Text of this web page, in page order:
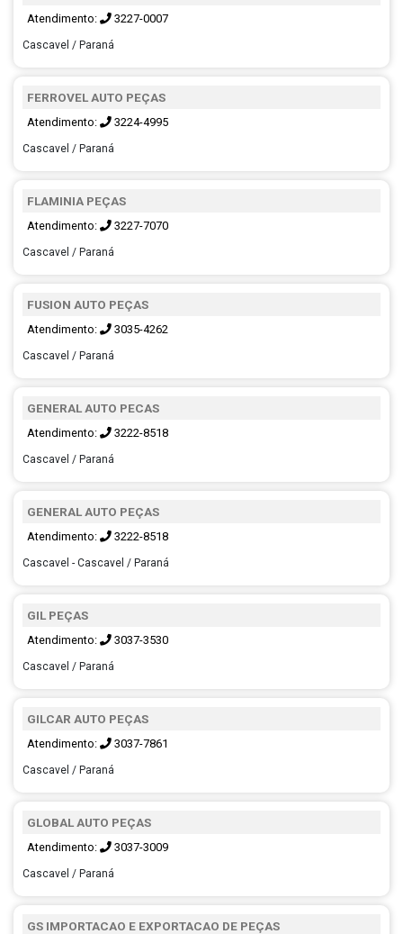
Atendimento: 3227-0007
Cascavel / Paraná
FERROVEL AUTO PEÇAS
Atendimento: 3224-4995
Cascavel / Paraná
FLAMINIA PEÇAS
Atendimento: 3227-7070
Cascavel / Paraná
FUSION AUTO PEÇAS
Atendimento: 3035-4262
Cascavel / Paraná
GENERAL AUTO PECAS
Atendimento: 3222-8518
Cascavel / Paraná
GENERAL AUTO PEÇAS
Atendimento: 3222-8518
Cascavel - Cascavel / Paraná
GIL PEÇAS
Atendimento: 3037-3530
Cascavel / Paraná
GILCAR AUTO PEÇAS
Atendimento: 3037-7861
Cascavel / Paraná
GLOBAL AUTO PEÇAS
Atendimento: 3037-3009
Cascavel / Paraná
GS IMPORTACAO E EXPORTACAO DE PEÇAS